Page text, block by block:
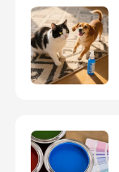
Gevallen
De Vloeistof